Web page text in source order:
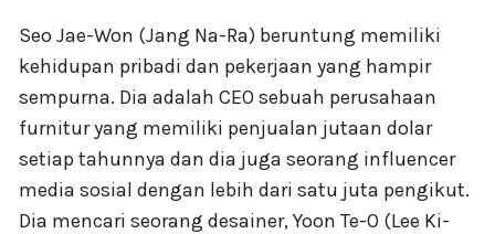
Seo Jae-Won (Jang Na-Ra) beruntung memiliki
kehidupan pribadi dan pekerjaan yang hampir
sempurna. Dia adalah CEO sebuah perusahaan
furnitur yang memiliki penjualan jutaan dolar
setiap tahunnya dan dia juga seorang influencer
media sosial dengan lebih dari satu juta pengikut.
Dia mencari seorang desainer, Yoon Te-O (Lee Ki-